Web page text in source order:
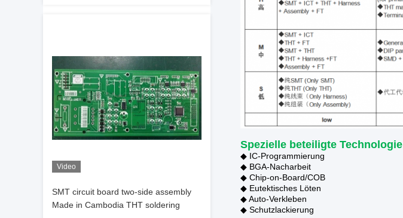
Video
SMT circuit board two-side assembly
Made in Cambodia THT soldering
Spezielle beteiligte Technologie
◆ IC-Programmierung
◆ BGA-Nacharbeit
◆ Chip-on-Board/COB
◆ Eutektisches Löten
◆ Auto-Verkleben
◆ Schutzlackierung